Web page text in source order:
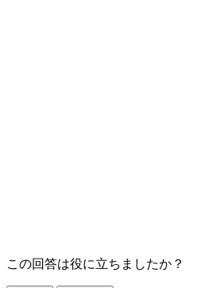
この回答は役に立ちましたか？